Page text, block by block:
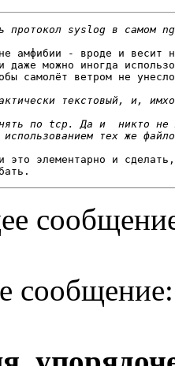
амфибии - вроде и весит
можно иногда
самолёт ветром не
это элементарно и